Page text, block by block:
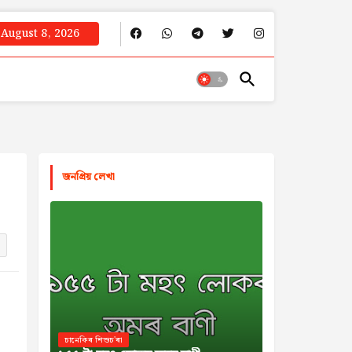
August 8, 2026
জনপ্রিয় লেখা
চানেকিৰ শিশুচ'ৰা